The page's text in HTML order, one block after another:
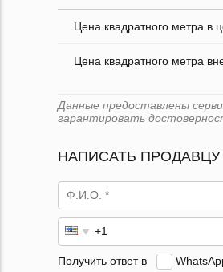
Цена квадратного метра в
Цена квадратного метра
Данные предоставлены
гарантировать
НАПИСАТЬ ПРОДАВЦУ
Получить ответ в